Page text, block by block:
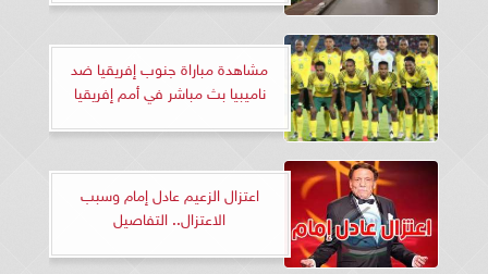
مشاهدة مباراة جنوب إفريقيا ضد
ناميبيا بث مباشر في أمم إفريقيا
اعتزال الزعيم عادل إمام وسبب
الاعتزال.. التفاصيل